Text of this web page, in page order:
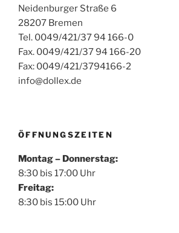
Neidenburger Straße 6
28207 Bremen
Tel. 0049/421/37 94 166-0
Fax. 0049/421/37 94 166-20
Fax: 0049/421/3794166-2
info@dollex.de
ÖFFNUNGSZEITEN
Montag – Donnerstag:
8:30 bis 17:00 Uhr
Freitag:
8:30 bis 15:00 Uhr